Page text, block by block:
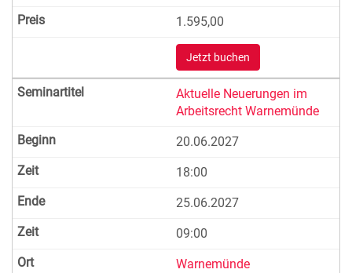
1.595,00
Jetzt buchen
Aktuelle Neuerungen im
Arbeitsrecht Warnemünde
20.06.2027
18:00
25.06.2027
09:00
Warnemünde